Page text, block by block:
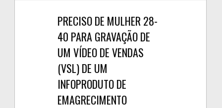
PRECISO DE MULHER 28-
40 PARA GRAVAÇÃO DE
UM VÍDEO DE VENDAS
(VSL) DE UM
INFOPRODUTO DE
EMAGRECIMENTO